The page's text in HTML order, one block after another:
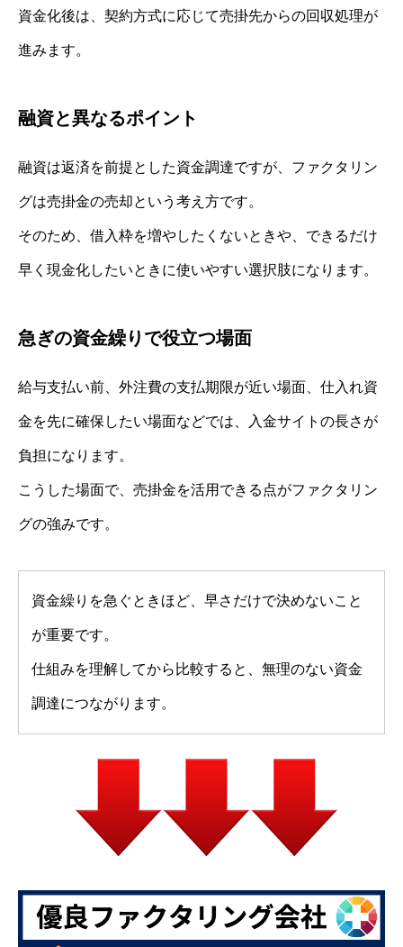
資金化後は、契約方式に応じて売掛先からの回収処理が
進みます。
融資と異なるポイント
融資は返済を前提とした資金調達ですが、ファクタリン
グは売掛金の売却という考え方です。
そのため、借入枠を増やしたくないときや、できるだけ
早く現金化したいときに使いやすい選択肢になります。
急ぎの資金繰りで役立つ場面
給与支払い前、外注費の支払期限が近い場面、仕入れ資
金を先に確保したい場面などでは、入金サイトの長さが
負担になります。
こうした場面で、売掛金を活用できる点がファクタリン
グの強みです。
資金繰りを急ぐときほど、早さだけで決めないこと
が重要です。
仕組みを理解してから比較すると、無理のない資金
調達につながります。